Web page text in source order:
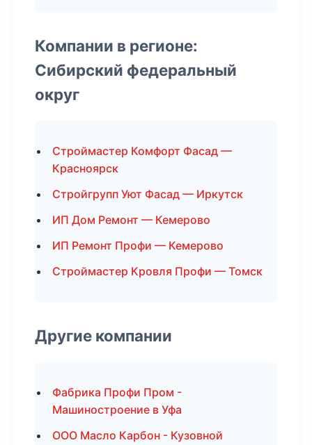
Компании в регионе:
Сибирский федеральный
округ
Строймастер Комфорт Фасад —
Красноярск
Стройгрупп Уют Фасад — Иркутск
ИП Дом Ремонт — Кемерово
ИП Ремонт Профи — Кемерово
Строймастер Кровля Профи — Томск
Другие компании
Фабрика Профи Пром -
Машиностроение в Уфа
ООО Масло Карбон - Кузовной